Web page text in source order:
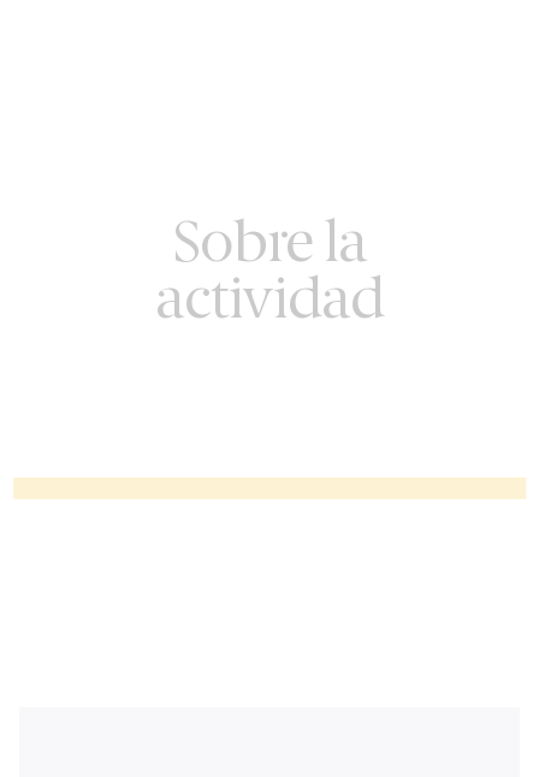
Sobre la
actividad